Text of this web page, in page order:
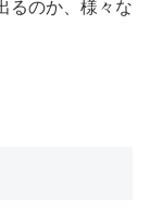
るのか、様々な